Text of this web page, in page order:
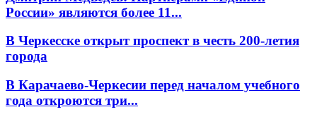
России» являются более 11...
В Черкесске открыт проспект в честь 200-летия
города
В Карачаево-Черкесии перед началом учебного
года откроются три...